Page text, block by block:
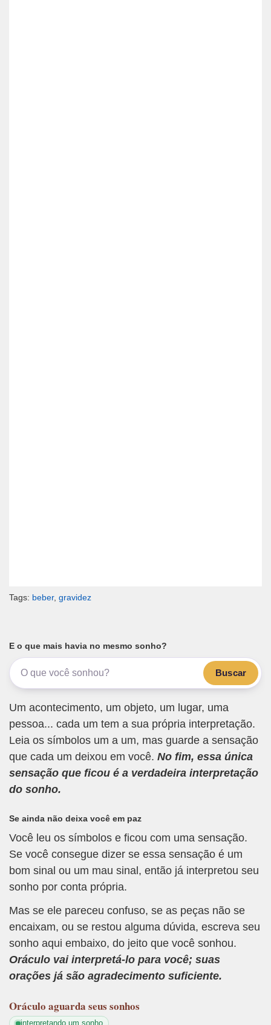
Tags: beber, gravidez
E o que mais havia no mesmo sonho?
Buscar
Um acontecimento, um objeto, um lugar, uma
pessoa... cada um tem a sua própria interpretação.
Leia os símbolos um a um, mas guarde a sensação
que cada um deixou em você. No fim, essa única
sensação que ficou é a verdadeira interpretação
do sonho.
Se ainda não deixa você em paz
Você leu os símbolos e ficou com uma sensação.
Se você consegue dizer se essa sensação é um
bom sinal ou um mau sinal, então já interpretou seu
sonho por conta própria.
Mas se ele pareceu confuso, se as peças não se
encaixam, ou se restou alguma dúvida, escreva seu
sonho aqui embaixo, do jeito que você sonhou.
Oráculo vai interpretá-lo para você; suas
orações já são agradecimento suficiente.
Oráculo aguarda seus sonhos
interpretando um sonho